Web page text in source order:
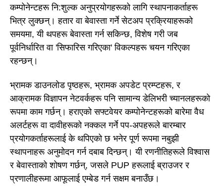
कम्पोनेन्टहरू नि:शुल्क अनुप्रयोगहरूको लागि स्थापनाकर्ताहरू
भित्र लुक्छन्। हतार वा बेवास्ता गर्ने सेटअप प्रक्रियाहरूको
समयमा, यी थपहरू बेवास्ता गर्न सकिन्छ, विशेष गरी जब
पूर्वनिर्धारित वा 'सिफारिस गरिएका' विकल्पहरू चयन गरिएका
रहन्छन्।
भ्रामक डाउनलोड पृष्ठहरू, भ्रामक अपडेट प्रम्प्टहरू, र
आक्रामक विज्ञापन नेटवर्कहरू पनि सामान्य डेलिभरी च्यानलहरूको
रूपमा काम गर्छन्। हराएको सफ्टवेयर कम्पोनेन्टहरूको बारेमा वैध
अलर्टहरू वा दावीहरूको नक्कल गर्ने पप-अपहरूले बारम्बार
प्रयोगकर्ताहरूलाई के थपिएको छ भनेर पूर्ण रूपमा नबुझी
स्थापनाहरू अनुमोदन गर्न दबाब दिन्छन्। यी रणनीतिहरूले विश्वास
र बेवास्ताको शोषण गर्छन्, जसले PUP हरूलाई ब्राउजर र
प्रणालीहरूमा आफूलाई एम्बेड गर्न सक्षम बनाउँछ।